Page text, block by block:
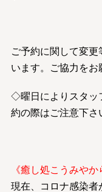
ご予約に関して変
います。ご協力をお
◇曜日によりスタッ
約の際はご注意下さ
《癒し処こうみやか
現在、コロナ感染者